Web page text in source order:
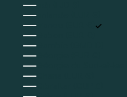
Fidji (FJD $)
Finlande (EUR €)
France (EUR €)
Gabon (EUR €)
Gambie (GMD D)
Géorgie (EUR €)
Géorgie du Sud-et-les
Ghana (EUR €)
Gibraltar (GBP £)